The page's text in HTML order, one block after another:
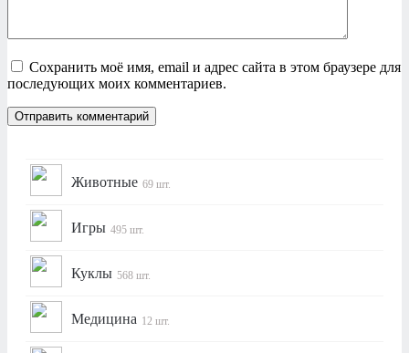
Сохранить моё имя, email и адрес сайта в этом браузере для
последующих моих комментариев.
Животные 69 шт.
Игры 495 шт.
Куклы 568 шт.
Медицина 12 шт.